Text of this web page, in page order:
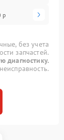
р
без учета
запчастей.
диагностику.